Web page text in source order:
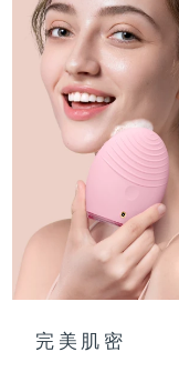
完美肌密
荷蘭
紐西蘭
挪威
菲律賓
波蘭
葡萄牙